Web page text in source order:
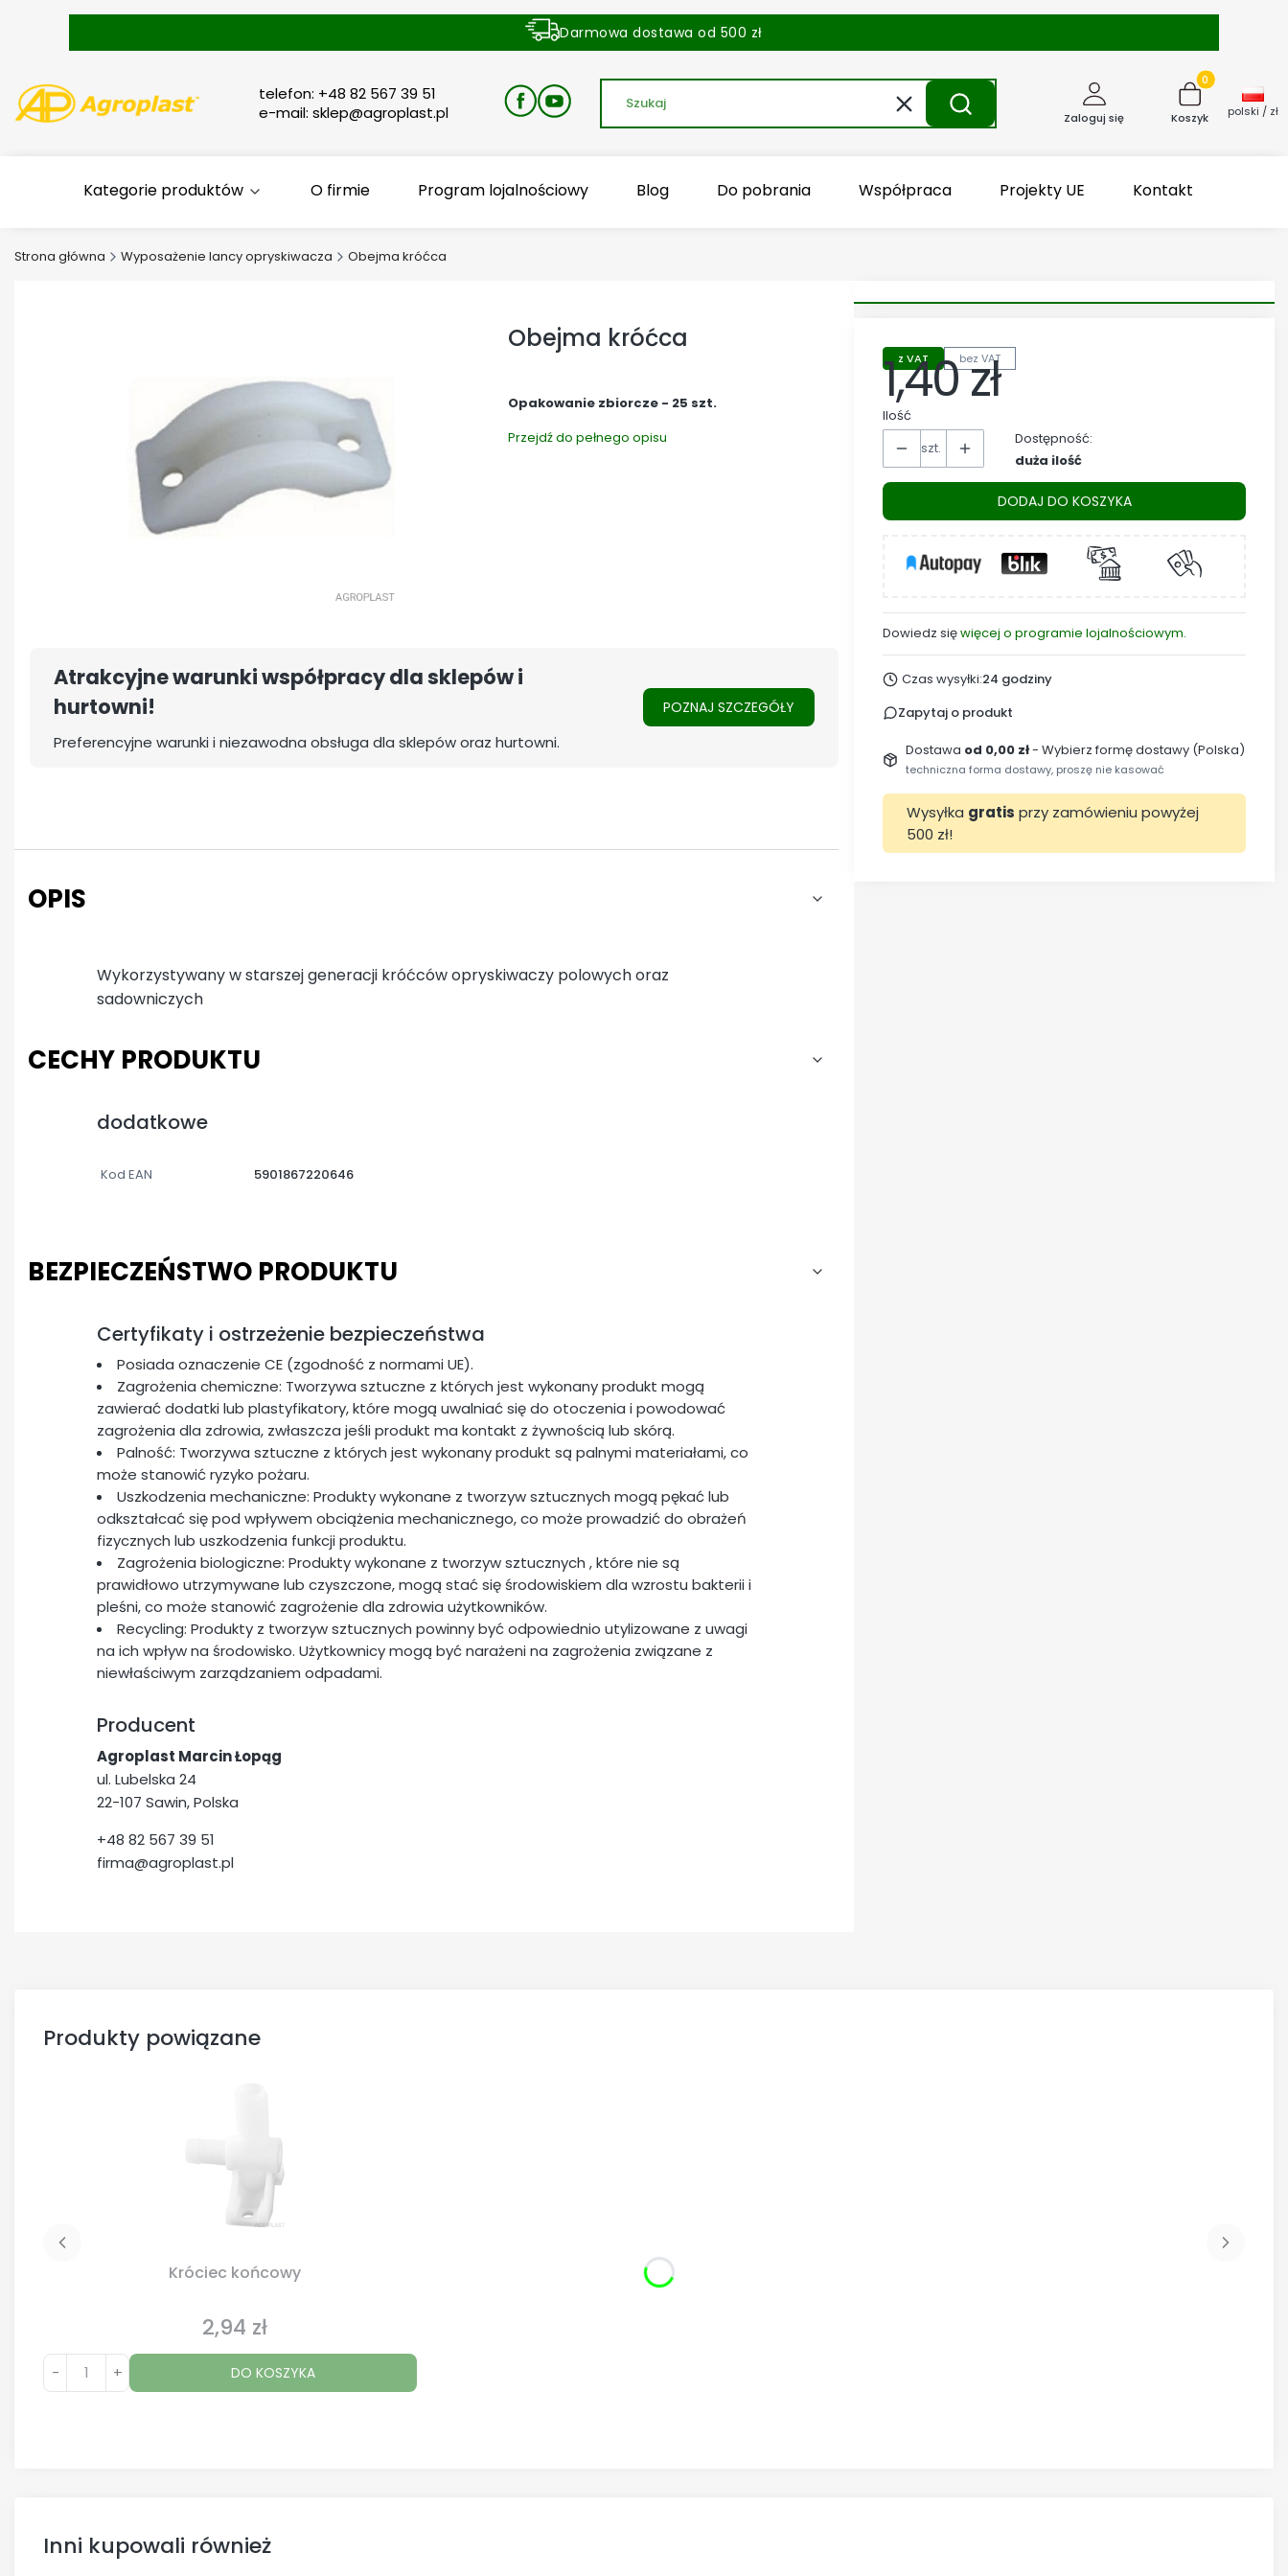
Darmowa dostawa od 500 zł
telefon: +48 82 567 39 51
e-mail: sklep@agroplast.pl
WyczyśćSzukaj Zaloguj się
Produkty w
Koszyk polski / zł
Kategorie produktów O firmie Program lojalnościowy Blog Do pobrania Współpraca Projekty UE Kontakt
Strona główna Wyposażenie lancy opryskiwacza Obejma króćca
Obejma króćca
Opakowanie zbiorcze - 25 szt.
Przejdź do pełnego opisu
Atrakcyjne warunki współpracy dla sklepów i
hurtowni!
Preferencyjne warunki i niezawodna obsługa dla sklepów oraz hurtowni.
POZNAJ SZCZEGÓŁY
OPIS
Wykorzystywany w starszej generacji króćców opryskiwaczy polowych oraz
sadowniczych
CECHY PRODUKTU
dodatkowe
Kod EAN 5901867220646
BEZPIECZEŃSTWO PRODUKTU
Certyfikaty i ostrzeżenie bezpieczeństwa
Posiada oznaczenie CE (zgodność z normami UE).
Zagrożenia chemiczne: Tworzywa sztuczne z których jest wykonany produkt mogą
zawierać dodatki lub plastyfikatory, które mogą uwalniać się do otoczenia i powodować
zagrożenia dla zdrowia, zwłaszcza jeśli produkt ma kontakt z żywnością lub skórą.
Palność: Tworzywa sztuczne z których jest wykonany produkt są palnymi materiałami, co
może stanowić ryzyko pożaru.
Uszkodzenia mechaniczne: Produkty wykonane z tworzyw sztucznych mogą pękać lub
odkształcać się pod wpływem obciążenia mechanicznego, co może prowadzić do obrażeń
fizycznych lub uszkodzenia funkcji produktu.
Zagrożenia biologiczne: Produkty wykonane z tworzyw sztucznych , które nie są
prawidłowo utrzymywane lub czyszczone, mogą stać się środowiskiem dla wzrostu bakterii i
pleśni, co może stanowić zagrożenie dla zdrowia użytkowników.
Recycling: Produkty z tworzyw sztucznych powinny być odpowiednio utylizowane z uwagi
na ich wpływ na środowisko. Użytkownicy mogą być narażeni na zagrożenia związane z
niewłaściwym zarządzaniem odpadami.
Producent
Agroplast Marcin Łopąg
ul. Lubelska 24
22-107 Sawin, Polska
+48 82 567 39 51
firma@agroplast.pl
z VAT bez VAT
Cena
1,40 zł
Ilość
szt.
Dostępność:
duża ilość
DODAJ DO KOSZYKA
Dowiedz sięwięcej o programie lojalnościowym.
Czas wysyłki:24 godziny
Zapytaj o produkt
Dostawa od 0,00 zł- Wybierz formę dostawy (Polska)
techniczna forma dostawy, proszę nie kasować
Wysyłka gratis przy zamówieniu powyżej
500 zł!
Produkty powiązane
Króciec końcowy
Cena
2,94 zł
- + DO KOSZYKA
Inni kupowali również